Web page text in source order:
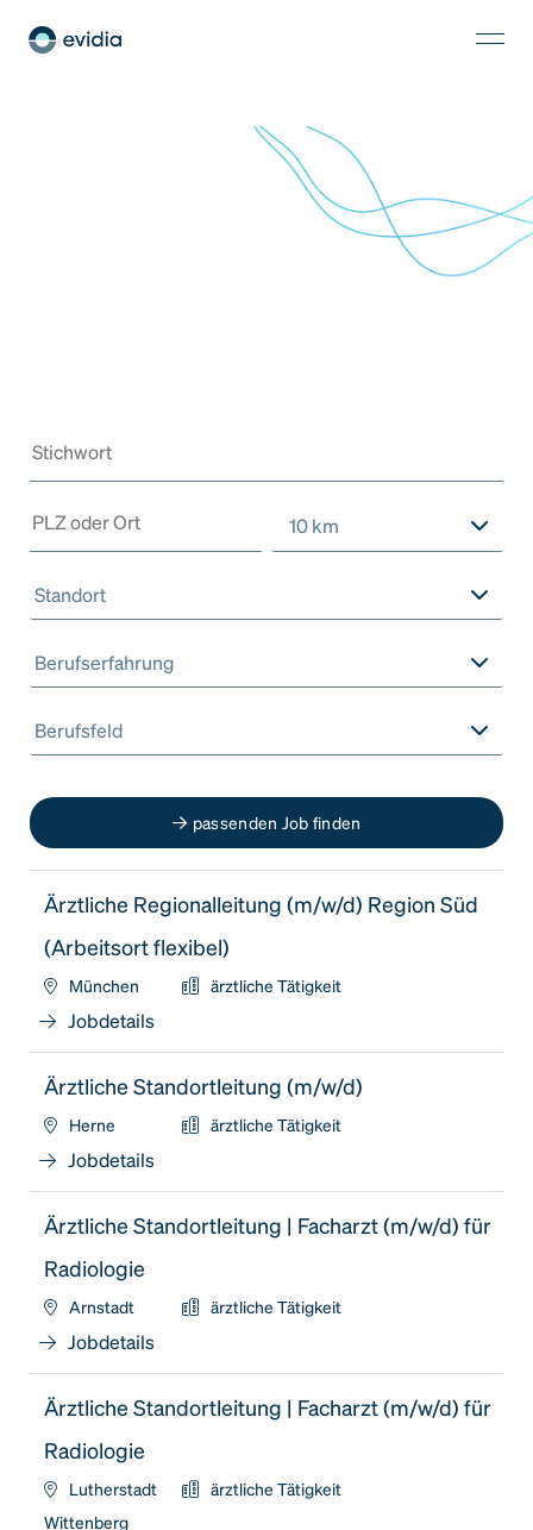
10 km
Standort
Berufserfahrung
Berufsfeld
passenden Job finden
Ärztliche Regionalleitung (m/w/d) Region Süd
(Arbeitsort flexibel)
München ärztliche Tätigkeit
Jobdetails
Ärztliche Standortleitung (m/w/d)
Herne ärztliche Tätigkeit
Jobdetails
Ärztliche Standortleitung | Facharzt (m/w/d) für
Radiologie
Arnstadt ärztliche Tätigkeit
Jobdetails
Ärztliche Standortleitung | Facharzt (m/w/d) für
Radiologie
Lutherstadt
Wittenberg
ärztliche Tätigkeit